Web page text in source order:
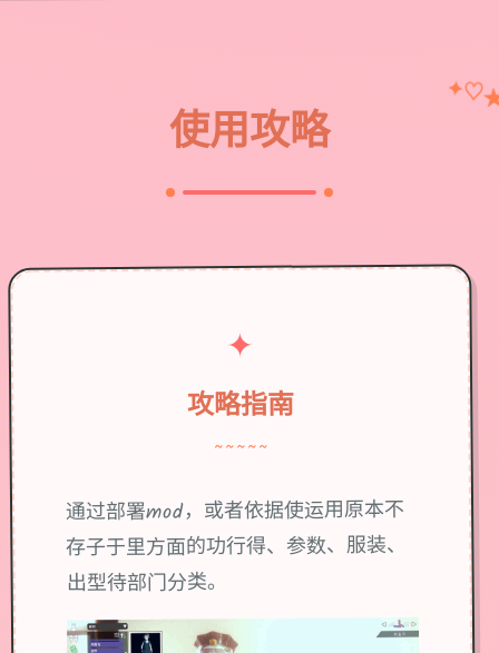
使用攻略
✦ ♡
✦
攻略指南
~~~~~
通过部署mod，或者依据使运用原本不
存子于里方面的功行得、参数、服装、
出型待部门分类。